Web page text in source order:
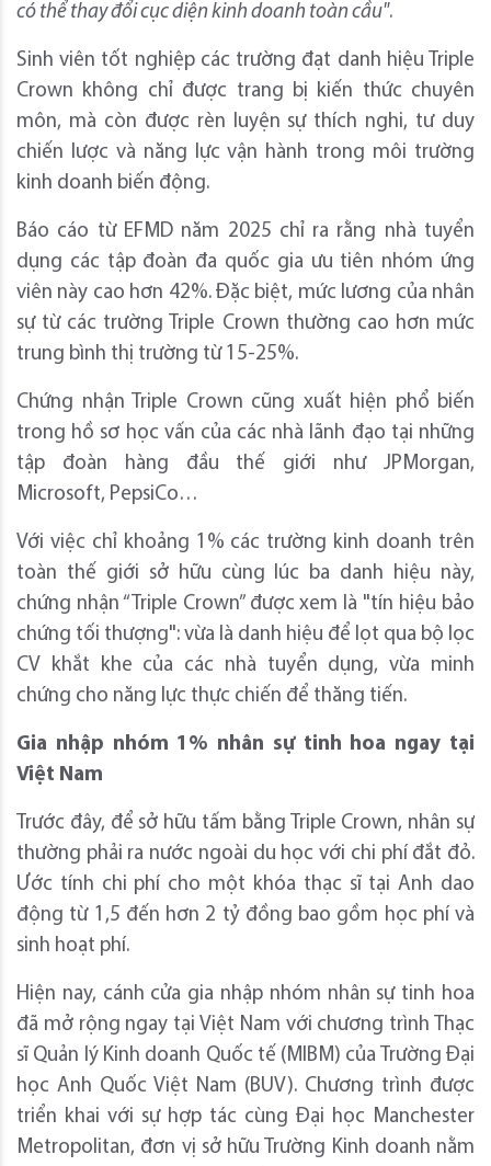
có thể thay đổi cục diện kinh doanh toàn cầu".
Sinh viên tốt nghiệp các trường đạt danh hiệu Triple
Crown không chỉ được trang bị kiến thức chuyên
môn, mà còn được rèn luyện sự thích nghi, tư duy
chiến lược và năng lực vận hành trong môi trường
kinh doanh biến động.
Báo cáo từ EFMD năm 2025 chỉ ra rằng nhà tuyển
dụng các tập đoàn đa quốc gia ưu tiên nhóm ứng
viên này cao hơn 42%. Đặc biệt, mức lương của nhân
sự từ các trường Triple Crown thường cao hơn mức
trung bình thị trường từ 15-25%.
Chứng nhận Triple Crown cũng xuất hiện phổ biến
trong hồ sơ học vấn của các nhà lãnh đạo tại những
tập đoàn hàng đầu thế giới như JPMorgan,
Microsoft, PepsiCo…
Với việc chỉ khoảng 1% các trường kinh doanh trên
toàn thế giới sở hữu cùng lúc ba danh hiệu này,
chứng nhận “Triple Crown” được xem là "tín hiệu bảo
chứng tối thượng": vừa là danh hiệu để lọt qua bộ lọc
CV khắt khe của các nhà tuyển dụng, vừa minh
chứng cho năng lực thực chiến để thăng tiến.
Gia nhập nhóm 1% nhân sự tinh hoa ngay tại
Việt Nam
Trước đây, để sở hữu tấm bằng Triple Crown, nhân sự
thường phải ra nước ngoài du học với chi phí đắt đỏ.
Ước tính chi phí cho một khóa thạc sĩ tại Anh dao
động từ 1,5 đến hơn 2 tỷ đồng bao gồm học phí và
sinh hoạt phí.
Hiện nay, cánh cửa gia nhập nhóm nhân sự tinh hoa
đã mở rộng ngay tại Việt Nam với chương trình Thạc
sĩ Quản lý Kinh doanh Quốc tế (MIBM) của Trường Đại
học Anh Quốc Việt Nam (BUV). Chương trình được
triển khai với sự hợp tác cùng Đại học Manchester
Metropolitan, đơn vị sở hữu Trường Kinh doanh nằm